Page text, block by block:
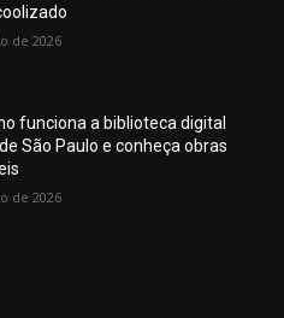
de 2026
funciona a biblioteca digital
São Paulo e conheça obras
de 2026